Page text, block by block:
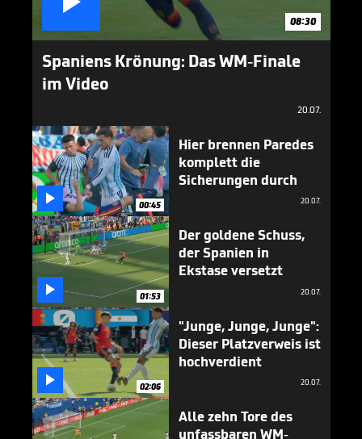
08:30
Spaniens Krönung: Das WM-Finale
im Video
20.07.
 00:45
Hier brennen Paredes
komplett die
Sicherungen durch
20.07.
 01:53
Der goldene Schuss,
der Spanien in
Ekstase versetzt
20.07.
 02:06
"Junge, Junge, Junge":
Dieser Platzverweis ist
hochverdient
20.07.
Alle zehn Tore des
unfassbaren WM-